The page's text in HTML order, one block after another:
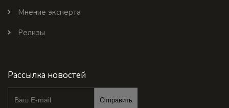
Мнение эксперта
Релизы
Рассылка новостей
Отправить